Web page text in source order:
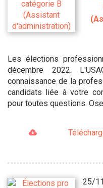
Les élections
décembre 2022.
connaissance de la
candidats liée à votre
pour toutes questions.
25/